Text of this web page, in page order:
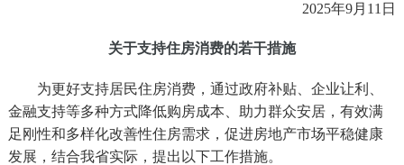
2025年9月11日
关于支持住房消费的若干措施
为更好支持居民住房消费，通过政府补贴、企业让利、
金融支持等多种方式降低购房成本、助力群众安居，有效满
足刚性和多样化改善性住房需求，促进房地产市场平稳健康
发展，结合我省实际，提出以下工作措施。